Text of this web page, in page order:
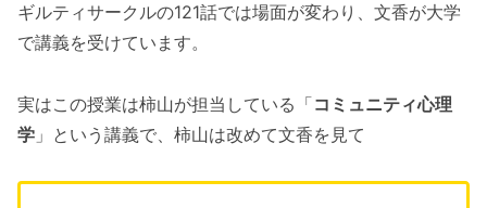
ギルティサークルの121話では場面が変わり、文香が大学
で講義を受けています。
実はこの授業は柿山が担当している「コミュニティ心理
学 」という講義で、柿山は改めて文香を見て